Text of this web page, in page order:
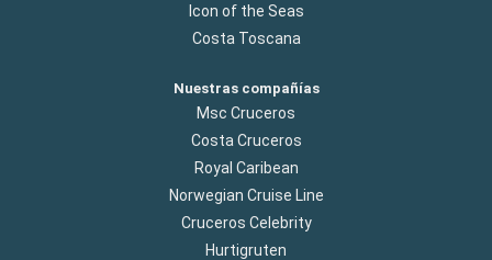
Icon of the Seas
Costa Toscana
Nuestras compañías
Msc Cruceros
Costa Cruceros
Royal Caribean
Norwegian Cruise Line
Cruceros Celebrity
Hurtigruten